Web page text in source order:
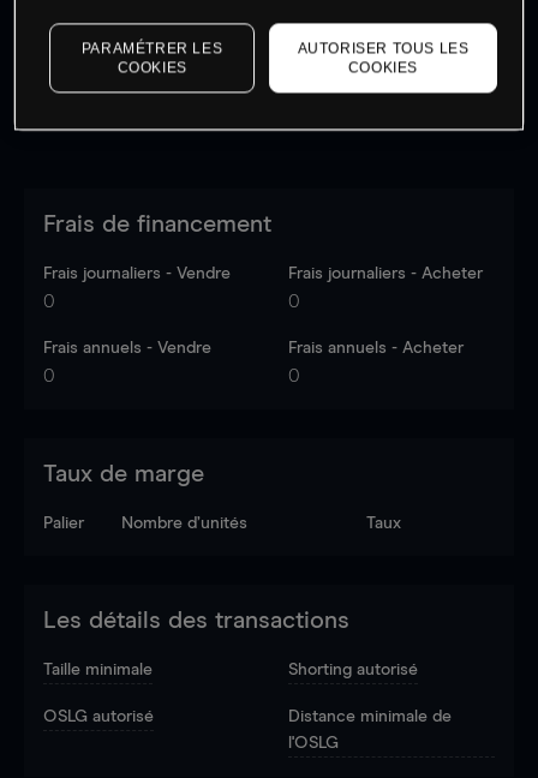
Frais de financement
Frais journaliers - Vendre
0
Frais journaliers - Acheter
0
Frais annuels - Vendre
0
Frais annuels - Acheter
0
Taux de marge
Palier Nombre d’unités Taux
Les détails des transactions
Taille minimale Shorting autorisé
OSLG autorisé
Distance minimale de
l'OSLG
PARAMÉTRER LES
COOKIES
AUTORISER TOUS LES
COOKIES